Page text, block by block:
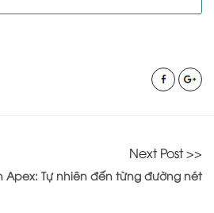
Next Post >>
Apex: Tự nhiên đến từng đường nét